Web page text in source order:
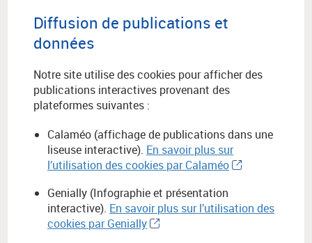
Diffusion de publications et
données
Notre site utilise des cookies pour afficher des
publications interactives provenant des
plateformes suivantes :
Calaméo (affichage de publications dans une
liseuse interactive). En savoir plus sur
l’utilisation des cookies par Calaméo
Genially (Infographie et présentation
interactive). En savoir plus sur l’utilisation des
cookies par Genially